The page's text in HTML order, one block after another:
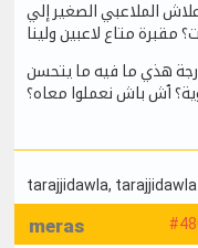
الملاعبي الصغير إلي
مقبرة متاع لاعبين ولينا
هذي ما فيه ما يتحسن
ٱش باش نعملوا معاه؟
tarajjidawla, tarajjidawla
meras